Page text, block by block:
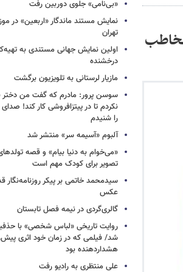
«بی‌نامی» جلوی دوربین رفت
نمایش مستند ماندگار «اربعین» در
تهران
اولین نمایش جهانی مستندی به
درخشنده
مازیار لرستانی به تلویزیون برگشت
سوسن پرور: مادرم که گفت من
نکردم تا در پیتزافروشی کار کند!
را شنیدم
آلبوم «آسیمه سر» منتشر شد
«می‌خوام به دنیا بیام» و قصه
تصویر برای کودک مهم است
سیدمحمد خاتمی بر پیکر روزنامه‌نگار
عکس
گالری‌گردی در نیمه فصل تابستان
روایت تاریخی «لباس شخصی» با
شد/ فیلمی که در زمان خود اثری
هشداردهنده بود
علی منتظری به رادیو رفت